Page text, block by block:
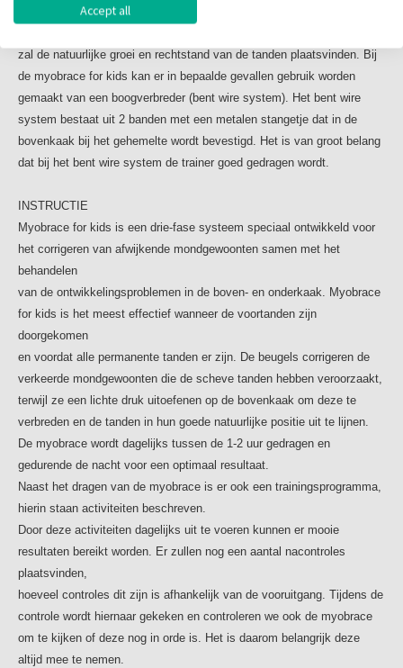
positie uit te lijnen.
gedurende de nacht voor een optimaal resultaat.
Naast het dragen van de myobrace is er ook een
trainingsprogramma, hierin staan activiteiten beschreven.
Door deze activiteiten dagelijks uit te voeren kunnen er
mooie resultaten bereikt worden. Er zullen nog een aantal
nacontroles plaatsvinden,
Tijdens de controle wordt hiernaar gekeken en controleren
we ook de myobrace
om te kijken of deze nog in orde is. Het is daarom belangrijk
deze altijd mee te nemen.
Om de vooruitgang te kunnen bepalen worden regelmatig
foto’s gemaakt zodat we dit altijd objectief kunnen
beoordelen.
We streven natuurlijk naar een langdurig mooi en stabiel
resultaat.
ONDERHOUD/VOEDING
Poets na het dragen van de myobrace deze zorgvuldig met
de tandenborstel en tandpasta, spoel deze daarna goed af
en berg hem op in
het beugelbakje. Gebruik nooit heet of kokend water,
hierdoor smelt de beugel.
Maak ook het beugelbakje regelmatig schoon om
onaangename geurtjes te voorkomen. Soms kunnen er op
de beugel blijvende witte plekjes
zitten die niet direct weggepoetst kunnen worden. Dit is
aanslag of tandsteen. Dit kan verwijderd worden door de
beugel in een glas te
op en deze gewoonten dienen het best op een zo jong mogelijke
zal de natuurlijke groei en rechtstand van de tanden plaatsvinden. Bij
de myobrace for kids kan er in bepaalde gevallen gebruik worden
gemaakt van een boogverbreder (bent wire system). Het bent wire
system bestaat uit 2 banden met een metalen stangetje dat in de
bovenkaak bij het gehemelte wordt bevestigd. Het is van groot belang
dat bij het bent wire system de trainer goed gedragen wordt.
INSTRUCTIE
Myobrace for kids is een drie-fase systeem speciaal ontwikkeld voor
het corrigeren van afwijkende mondgewoonten samen met het
behandelen
van de ontwikkelingsproblemen in de boven- en onderkaak. Myobrace
for kids is het meest effectief wanneer de voortanden zijn
doorgekomen
en voordat alle permanente tanden er zijn. De beugels corrigeren de
verkeerde mondgewoonten die de scheve tanden hebben veroorzaakt,
terwijl ze een lichte druk uitoefenen op de bovenkaak om deze te
verbreden en de tanden in hun goede natuurlijke positie uit te lijnen.
De myobrace wordt dagelijks tussen de 1-2 uur gedragen en
gedurende de nacht voor een optimaal resultaat.
Naast het dragen van de myobrace is er ook een trainingsprogramma,
hierin staan activiteiten beschreven.
Door deze activiteiten dagelijks uit te voeren kunnen er mooie
resultaten bereikt worden. Er zullen nog een aantal nacontroles
plaatsvinden,
hoeveel controles dit zijn is afhankelijk van de vooruitgang. Tijdens de
controle wordt hiernaar gekeken en controleren we ook de myobrace
om te kijken of deze nog in orde is. Het is daarom belangrijk deze
altijd mee te nemen.
Accept all